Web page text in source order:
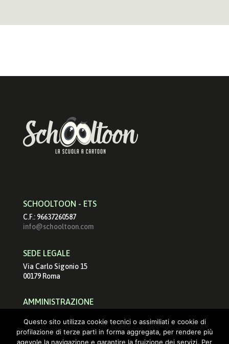
SCHOOLTOON - ETS
C.F.: 96637260587
info@schooltoon.com
SEDE LEGALE
Via Carlo Sigonio 15
00179 Roma
AMMINISTRAZIONE
info@schooltoon.com
Questo sito utilizza cookie tecnici o assimiliati e cookie di
profilazione di terze parti in forma aggregata, per rendere più
agevole la navigazione e garantire la fruizione dei servizi. Per